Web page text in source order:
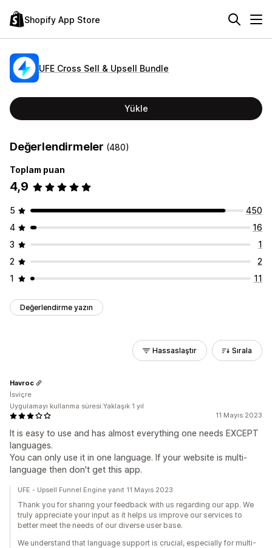
Shopify App Store
UFE Cross Sell & Upsell Bundle
Yükle
Değerlendirmeler (480)
Toplam puan
4,9
5
450
4
16
3
1
2
2
1
11
Değerlendirme yazın
Hassaslaştır Sırala
11 Mayıs 2023
It is easy to use and has almost everything one needs EXCEPT
languages.
You can only use it in one language. If your website is multi-
language then don't get this app.
Havroc
İsviçre
Uygulamayı kullanma süresi:Yaklaşık 1 yıl
UFE - Upsell Funnel Engine yanıt 11 Mayıs 2023
Thank you for sharing your feedback with us regarding our app. We
truly appreciate your input as it helps us improve our services to
better meet the needs of our diverse user base.
We understand that language support is crucial, especially for multi-